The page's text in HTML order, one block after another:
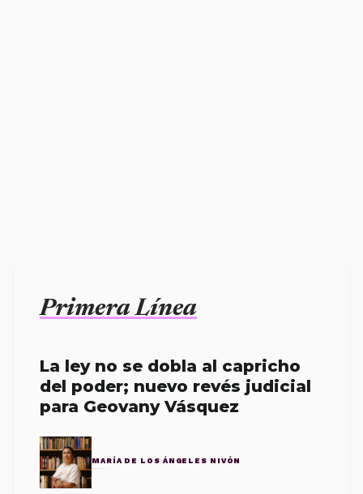
Primera Línea
La ley no se dobla al capricho
del poder; nuevo revés judicial
para Geovany Vásquez
MARÍA DE LOS ÁNGELES NIVÓN